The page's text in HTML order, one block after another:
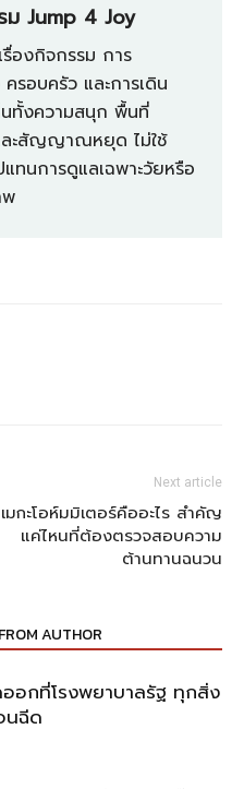
ม Jump 4 Joy
รื่องกิจกรรม การ
ครอบครัว และการเดิน
นทั้งความสนุก พื้นที่
ะสัญญาณหยุด ไม่ใช้
ทนการดูแลเฉพาะวัยหรือ
พ
Next article
เมกะโอห์มมิเตอร์คืออะไร สำคัญ
แค่ไหนที่ต้องตรวจสอบความ
ต้านทานฉนวน
AUTHOR
อกที่โรงพยาบาลรัฐ ทุกสิ่ง
นฉีด